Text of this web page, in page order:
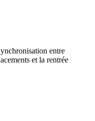
entre
et la rentrée